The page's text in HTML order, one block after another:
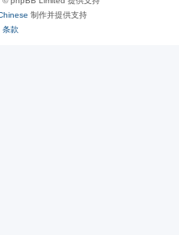
制作并提供支持
条款